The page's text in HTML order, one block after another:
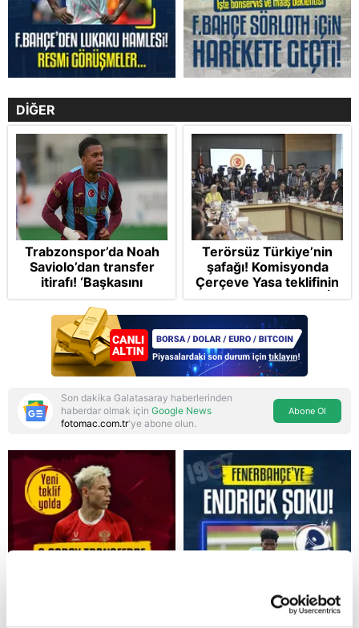
Reddet
DİĞER
Trabzonspor’da Noah
Saviolo’dan transfer
itirafı! ‘Başkasını
izlemeye geldi’
Terörsüz Türkiye’nin
şafağı! Komisyonda
Çerçeve Yasa teklifinin
maddelerine geçildi: İP
ve Yeni Parti'den
provokasyon
Son dakika Galatasaray haberlerinden
haberdar olmak için Google News
fotomac.com.tr'ye abone olun.
Abone Ol